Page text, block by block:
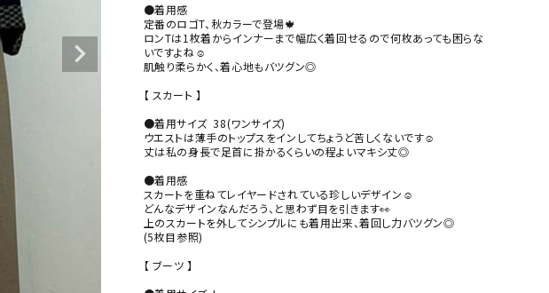
●着用感
定番のロゴT、秋カラーで登場🍁
ロンTは1枚着からインナーまで幅広く着回せるので何枚あっても困らな
いですよね☺︎
肌触り柔らかく、着心地もバツグン◎
【 スカート 】
●着用サイズ  38(ワンサイズ)
ウエストは薄手のトップスをインしてちょうど苦しくないです☺︎
丈は私の身長で足首に掛かるくらいの程よいマキシ丈◎
●着用感
スカートを重ねてレイヤードされている珍しいデザイン☺︎
どんなデザインなんだろう、と思わず目を引きます👀
上のスカートを外してシンプルにも着用出来、着回し力バツグン◎
(5枚目参照)
【 ブーツ 】